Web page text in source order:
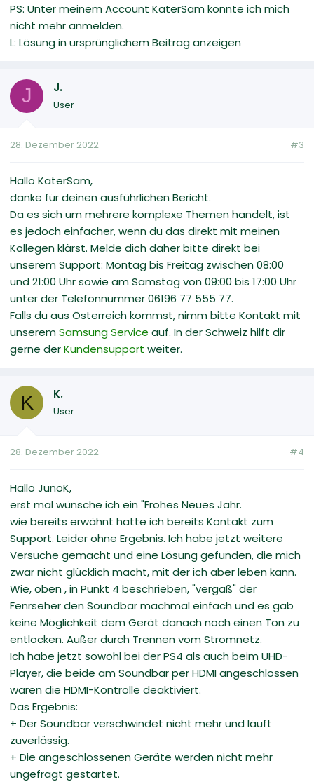
PS: Unter meinem Account KaterSam konnte ich mich
nicht mehr anmelden.
L: Lösung in ursprünglichem Beitrag anzeigen
J J.
User
28. Dezember 2022 #3
Hallo KaterSam,
danke für deinen ausführlichen Bericht.
Da es sich um mehrere komplexe Themen handelt, ist
es jedoch einfacher, wenn du das direkt mit meinen
Kollegen klärst. Melde dich daher bitte direkt bei
unserem Support: Montag bis Freitag zwischen 08:00
und 21:00 Uhr sowie am Samstag von 09:00 bis 17:00 Uhr
unter der Telefonnummer 06196 77 555 77.
Falls du aus Österreich kommst, nimm bitte Kontakt mit
unseremSamsung Service auf. In der Schweiz hilft dir
gerne derKundensupport weiter.
K K.
User
28. Dezember 2022 #4
Hallo JunoK,
erst mal wünsche ich ein "Frohes Neues Jahr.
wie bereits erwähnt hatte ich bereits Kontakt zum
Support. Leider ohne Ergebnis. Ich habe jetzt weitere
Versuche gemacht und eine Lösung gefunden, die mich
zwar nicht glücklich macht, mit der ich aber leben kann.
Wie, oben , in Punkt 4 beschrieben, "vergaß" der
Fenrseher den Soundbar machmal einfach und es gab
keine Möglichkeit dem Gerät danach noch einen Ton zu
entlocken. Außer durch Trennen vom Stromnetz.
Ich habe jetzt sowohl bei der PS4 als auch beim UHD-
Player, die beide am Soundbar per HDMI angeschlossen
waren die HDMI-Kontrolle deaktiviert.
Das Ergebnis:
+ Der Soundbar verschwindet nicht mehr und läuft
zuverlässig.
+ Die angeschlossenen Geräte werden nicht mehr
ungefragt gestartet.